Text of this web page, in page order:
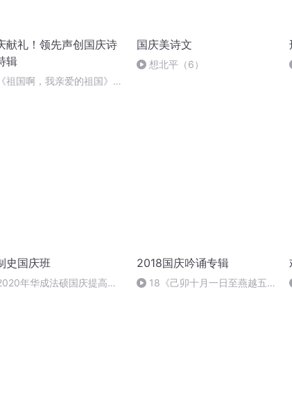
献礼！领先声创国庆诗
辑
《祖国啊，我亲爱的祖国》温
国庆美诗文
想北平（6）
史国庆班
年华成法硕国庆提高班
2018国庆吟诵专辑
18《己卯十月一日至燕越五